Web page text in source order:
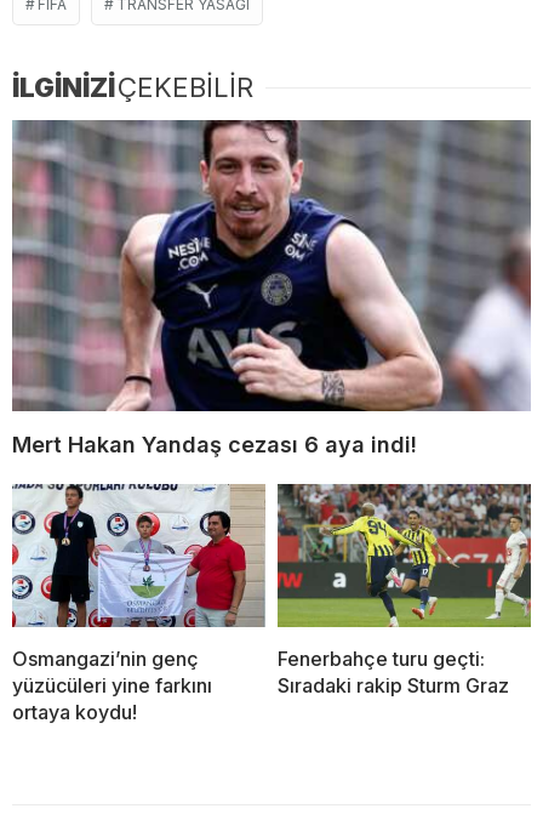
FIFA TRANSFER YASAĞI
İLGİNİZİÇEKEBİLİR
Mert Hakan Yandaş cezası 6 aya indi!
Osmangazi’nin genç
yüzücüleri yine farkını
ortaya koydu!
Fenerbahçe turu geçti:
Sıradaki rakip Sturm Graz